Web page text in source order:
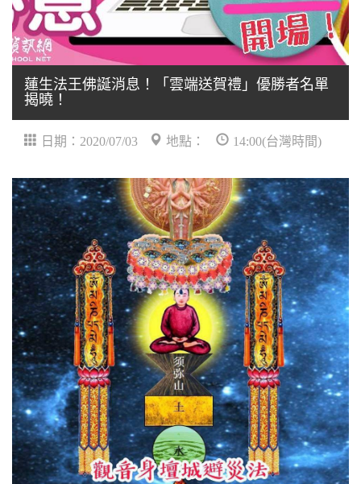
蓮生法王佛誕消息！「雲端送賀禮」優勝者名單
揭曉！
日期：2020/07/03 地點： 14:00(台灣時間)